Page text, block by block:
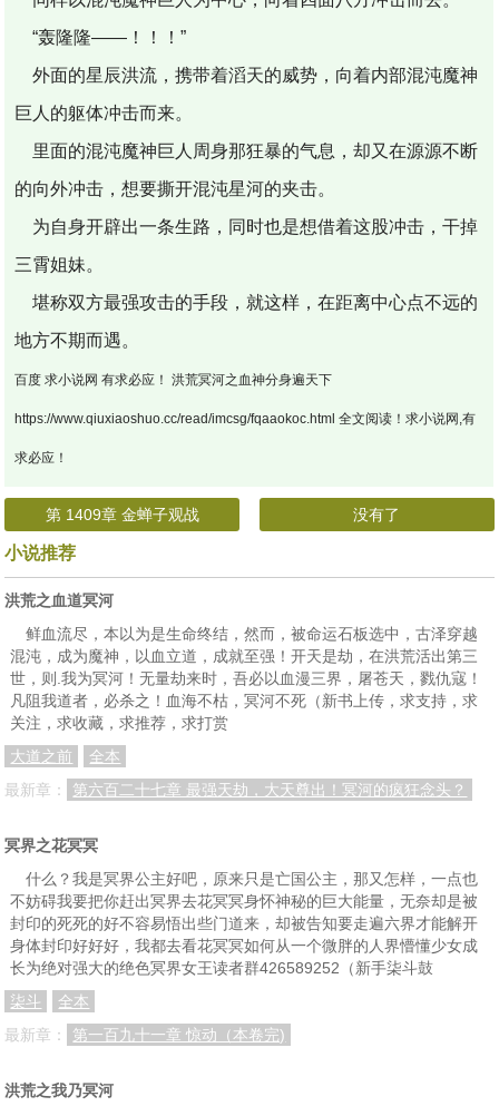
“轰隆隆——！！！”
外面的星辰洪流，携带着滔天的威势，向着内部混沌魔神
巨人的躯体冲击而来。
里面的混沌魔神巨人周身那狂暴的气息，却又在源源不断
的向外冲击，想要撕开混沌星河的夹击。
为自身开辟出一条生路，同时也是想借着这股冲击，干掉
三霄姐妹。
堪称双方最强攻击的手段，就这样，在距离中心点不远的
地方不期而遇。
百度 求小说网 有求必应！ 洪荒冥河之血神分身遍天下
https://www.qiuxiaoshuo.cc/read/imcsg/fqaaokoc.html 全文阅读！求小说网,有
求必应！
第 1409章 金蝉子观战 没有了
小说推荐
洪荒之血道冥河
鲜血流尽，本以为是生命终结，然而，被命运石板选中，古泽穿越
混沌，成为魔神，以血立道，成就至强！开天是劫，在洪荒活出第三
世，则.我为冥河！无量劫来时，吾必以血漫三界，屠苍天，戮仇寇！
凡阻我道者，必杀之！血海不枯，冥河不死（新书上传，求支持，求
关注，求收藏，求推荐，求打赏
大道之前
全本
最新章：
第六百二十七章 最强天劫，大天尊出！冥河的疯狂念头？
冥界之花冥冥
什么？我是冥界公主好吧，原来只是亡国公主，那又怎样，一点也
不妨碍我要把你赶出冥界去花冥冥身怀神秘的巨大能量，无奈却是被
封印的死死的好不容易悟出些门道来，却被告知要走遍六界才能解开
身体封印好好好，我都去看花冥冥如何从一个微胖的人界懵懂少女成
长为绝对强大的绝色冥界女王读者群426589252（新手柒斗鼓
柒斗
全本
最新章：
第一百九十一章 惊动（本卷完)
洪荒之我乃冥河